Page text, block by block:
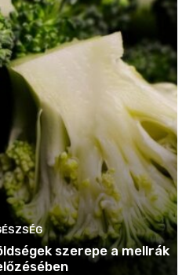
szerepe a mellrák